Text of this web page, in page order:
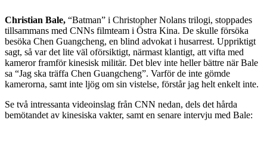
Christian Bale, “Batman” i Christopher Nolans trilogi, stoppades
tillsammans med CNNs filmteam i Östra Kina. De skulle försöka
besöka Chen Guangcheng, en blind advokat i husarrest. Uppriktigt
sagt, så var det lite väl oförsiktigt, närmast klantigt, att vifta med
kameror framför kinesisk militär. Det blev inte heller bättre när Bale
sa “Jag ska träffa Chen Guangcheng”. Varför de inte gömde
kamerorna, samt inte ljög om sin vistelse, förstår jag helt enkelt inte.
Se två intressanta videoinslag från CNN nedan, dels det hårda
bemötandet av kinesiska vakter, samt en senare intervju med Bale: